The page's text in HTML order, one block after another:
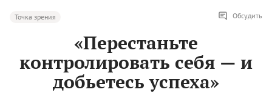
Точка зрения Обсудить
«Перестаньте
контролировать себя — и
добьетесь успеха»